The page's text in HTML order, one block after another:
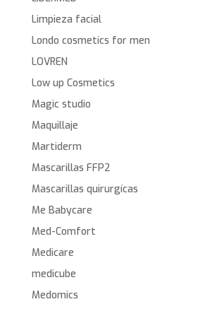
Limpieza facial
Londo cosmetics for men
LOVREN
Low up Cosmetics
Magic studio
Maquillaje
Martiderm
Mascarillas FFP2
Mascarillas quirurgícas
Me Babycare
Med-Comfort
Medicare
medicube
Medomics